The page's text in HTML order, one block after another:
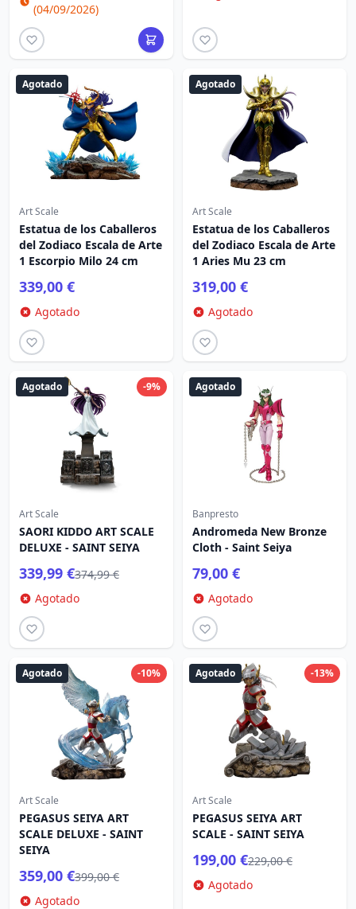
(04/09/2026)
Agotado
Art Scale
Estatua de los Caballeros
del Zodiaco Escala de Arte
1 Escorpio Milo 24 cm
339,00 €
Agotado
Agotado
Art Scale
Estatua de los Caballeros
del Zodiaco Escala de Arte
1 Aries Mu 23 cm
319,00 €
Agotado
-9%
Agotado
Art Scale
SAORI KIDDO ART SCALE
DELUXE - SAINT SEIYA
339,99 €374,99 €
Agotado
Agotado
Banpresto
Andromeda New Bronze
Cloth - Saint Seiya
79,00 €
Agotado
-10%
Agotado
Art Scale
PEGASUS SEIYA ART
SCALE DELUXE - SAINT
SEIYA
359,00 €399,00 €
Agotado
-13%
Agotado
Art Scale
PEGASUS SEIYA ART
SCALE - SAINT SEIYA
199,00 €229,00 €
Agotado